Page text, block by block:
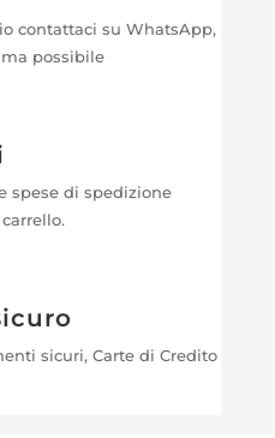
contattaci su WhatsApp,
possibile
spese di spedizione
sicuri, Carte di Credito